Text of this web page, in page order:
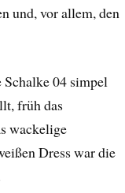
und, vor allem, den
04 simpel
früh das
wackelige
Dress war die